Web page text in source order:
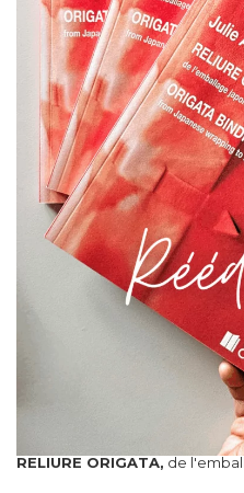
RELIURE ORIGATA, de